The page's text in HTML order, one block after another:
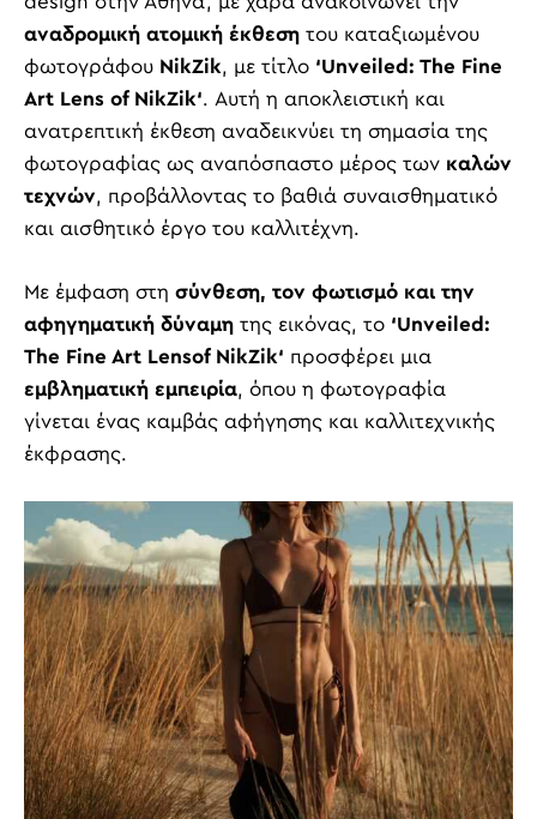
αναδρομική ατομική έκθεση του καταξιωμένου
φωτογράφου NikZik, με τίτλο ‘Unveiled: The Fine
Art Lens ofNikZik‘. Αυτή η αποκλειστική και
ανατρεπτική έκθεση αναδεικνύει τη σημασία της
φωτογραφίας ως αναπόσπαστο μέρος των καλών
τεχνών, προβάλλοντας το βαθιά συναισθηματικό
και αισθητικό έργο του καλλιτέχνη.
Με έμφαση στη σύνθεση, τον φωτισμό και την
αφηγηματική δύναμη της εικόνας, το ‘Unveiled:
The Fine Art LensofNikZik‘ προσφέρει μια
εμβληματική εμπειρία, όπου η φωτογραφία
γίνεται ένας καμβάς αφήγησης και καλλιτεχνικής
έκφρασης.